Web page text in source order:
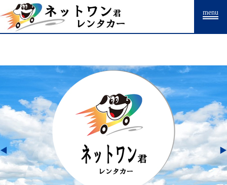
Warning: Undefined array key "HTTP_ACCEPT_LANGUAGE" in
/home/drpnw/netwankun.com/public_html/include/access_log.phpon
line15
menu